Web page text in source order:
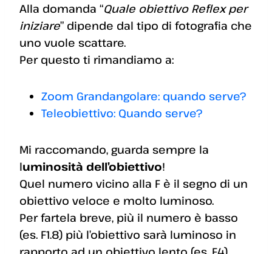
Alla domanda “Quale obiettivo Reflex per
iniziare” dipende dal tipo di fotografia che
uno vuole scattare.
Per questo ti rimandiamo a:
Zoom Grandangolare: quando serve?
Teleobiettivo: Quando serve?
Mi raccomando, guarda sempre la
luminosità dell’obiettivo!
Quel numero vicino alla F è il segno di un
obiettivo veloce e molto luminoso.
Per fartela breve, più il numero è basso
(es. F1.8) più l’obiettivo sarà luminoso in